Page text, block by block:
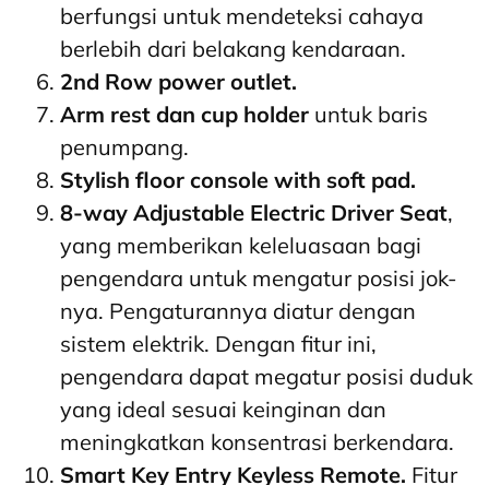
berfungsi untuk mendeteksi cahaya
berlebih dari belakang kendaraan.
2nd Row power outlet.
Arm rest dan cup holder untuk baris
penumpang.
Stylish floor console with soft pad.
8-way Adjustable Electric Driver Seat,
yang memberikan keleluasaan bagi
pengendara untuk mengatur posisi jok-
nya. Pengaturannya diatur dengan
sistem elektrik. Dengan fitur ini,
pengendara dapat megatur posisi duduk
yang ideal sesuai keinginan dan
meningkatkan konsentrasi berkendara.
Smart Key Entry Keyless Remote. Fitur